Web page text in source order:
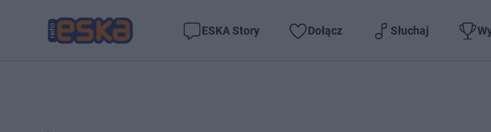
ESKA Story Dołącz Słuchaj